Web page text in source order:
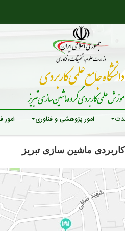
امور پژوهشی و فناوری
ماشین سازی تبریز